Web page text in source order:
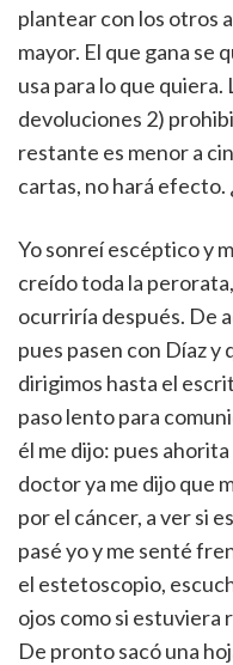
plantear con los otros
mayor. El que gana se
usa para lo que quiera.
devoluciones 2)
restante es menor a
cartas, no hará efecto.
Yo sonreí escéptico y
creído toda la
ocurriría después. De
pues pasen con Díaz y
dirigimos hasta el
paso lento para
él me dijo: pues
doctor ya me dijo que
por el cáncer, a ver si
pasé yo y me senté
el estetoscopio,
ojos como si estuviera
De pronto sacó una